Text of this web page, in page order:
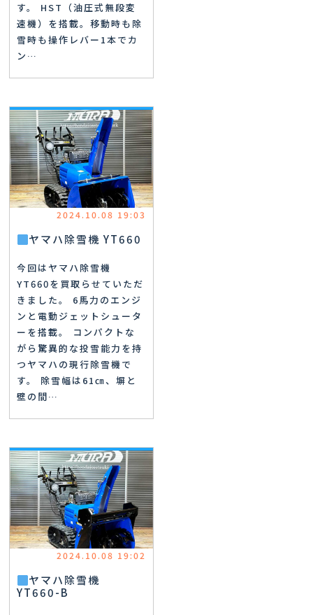
す。 HST（油圧式無段変
速機）を搭載。移動時も除
雪時も操作レバー1本でカ
ン…
2024.10.08 19:03
ヤマハ除雪機 YT660
今回はヤマハ除雪機
YT660を買取らせていただ
きました。 6馬力のエンジ
ンと電動ジェットシュータ
ーを搭載。 コンパクトな
がら驚異的な投雪能力を持
つヤマハの現行除雪機で
す。 除雪幅は61㎝、塀と
壁の間…
2024.10.08 19:02
ヤマハ除雪機
YT660-B